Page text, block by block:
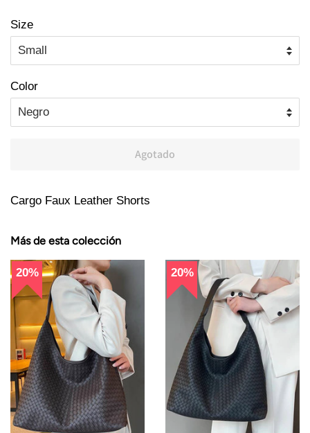
Size
Color
Agotado
Cargo Faux Leather Shorts
Más de esta colección
20% 20%